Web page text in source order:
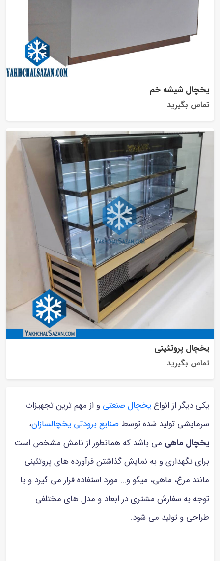
یخچال شیشه خم
تماس بگیرید
یخچال پروتئینی
تماس بگیرید
یکی دیگر از انواعیخچال صنعتی و از مهم ترین تجهیزات
سرمایشی تولید شده توسط صنایع برودتی یخچالسازان،
یخچال ماهی می باشد که همانطور از نامش مشخص است
برای نگهداری و به نمایش گذاشتن فرآورده های پروتئینی
مانند مرغ، ماهی، میگو و... مورد استفاده قرار می گیرد و با
توجه به سفارش مشتری در ابعاد و مدل های مختلفی
طراحی و تولید می شود.